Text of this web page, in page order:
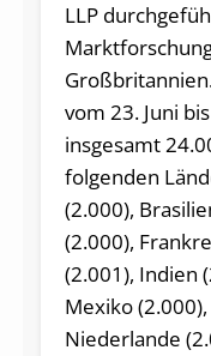
LLP
vom 23. Juni
insgesamt
folgenden
(2.000),
(2.000),
(2.001), Indien
Mexiko
Niederlande